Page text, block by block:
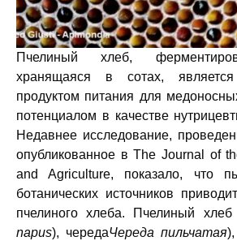
Пчелиный хлеб,
хранящаяся в сотах,
продуктом питания для
потенциалом в качестве
Недавнее исследование,
опубликованное в The Journal of
and Agriculture, показало, что
ботанических источников
пчелиного хлеба. Пчелиный
napus), чередаЧереда пильчатая